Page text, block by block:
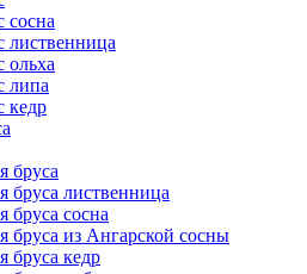
сосна
лиственница
ольха
липа
кедр
бруса
бруса лиственница
бруса сосна
бруса из Ангарской сосны
бруса кедр